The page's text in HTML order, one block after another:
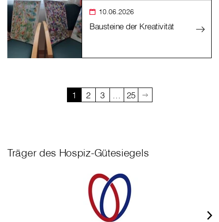
10.06.2026
Bausteine der Kreativität
1 2 3 … 25
Träger des Hospiz-Gütesiegels